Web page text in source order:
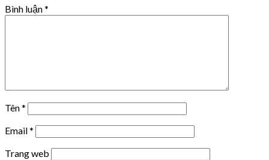
Bình luận*
Tên*
Email*
Trang web